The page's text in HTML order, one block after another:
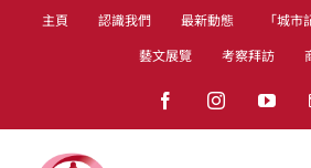
主頁 認識我們 最新動態 「城市
藝文展覽
考察拜訪
FacebookInstagram